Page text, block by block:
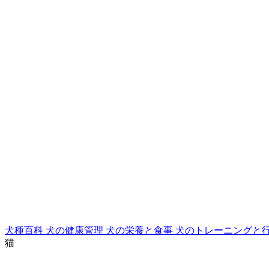
犬種百科 犬の健康管理 犬の栄養と食事 犬のトレーニングと
猫